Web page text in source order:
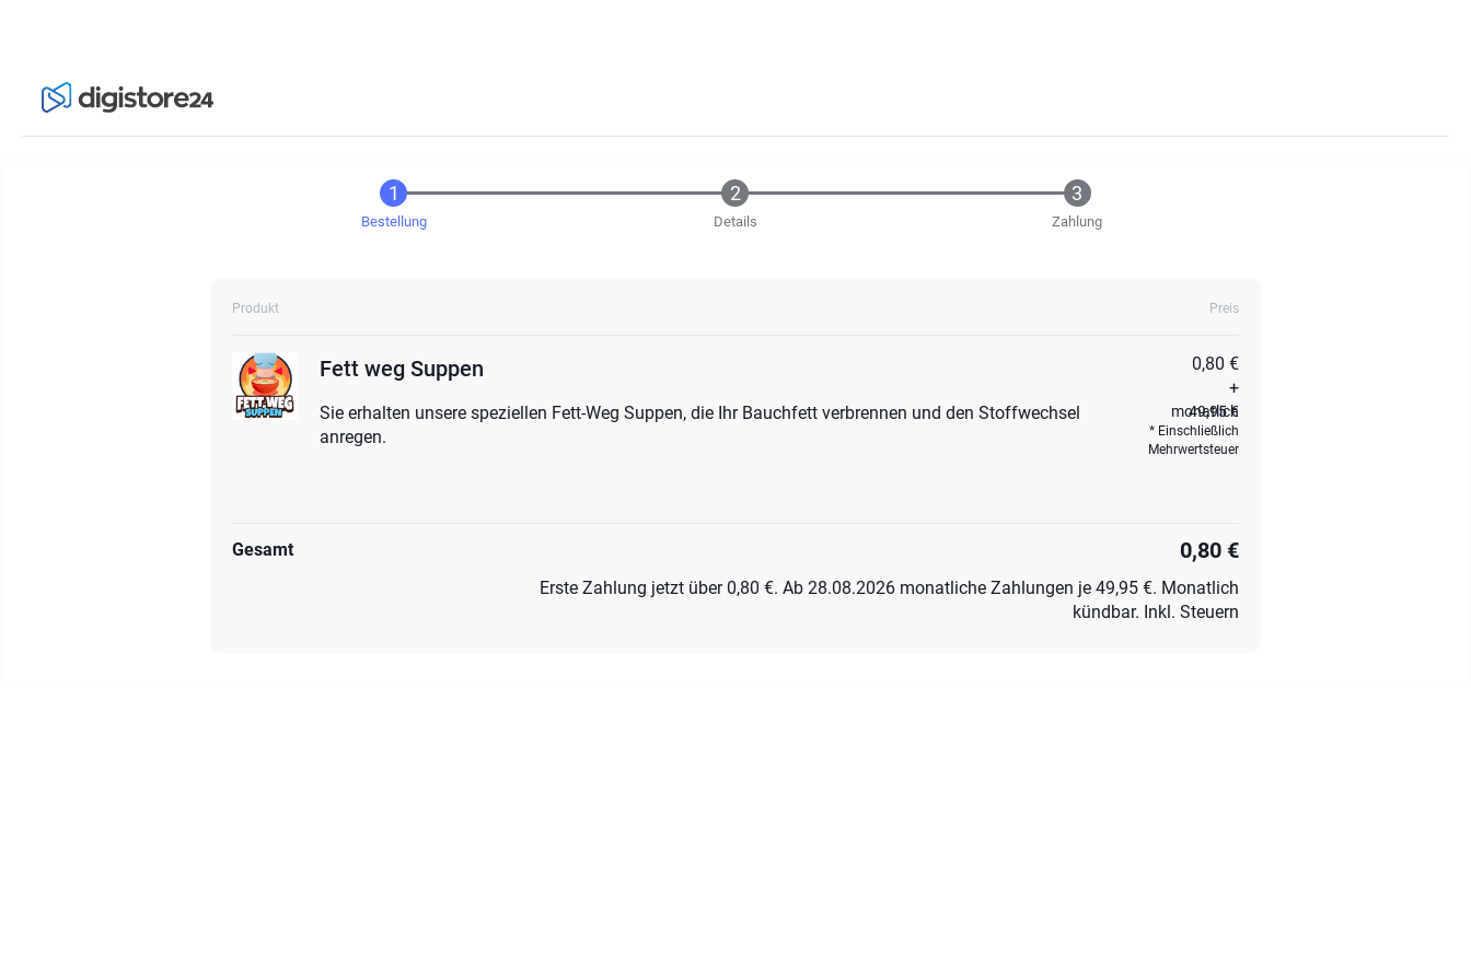
Bestellung Details Zahlung
Produkt Preis
Fett weg Suppen
Sie erhalten unsere speziellen Fett-Weg Suppen, die Ihr Bauchfett verbrennen und den Stoffwechsel
anregen.
0,80 €
+
49,95 €
monatlich
Einschließlich
Mehrwertsteuer
Gesamt 0,80 €
Erste Zahlung jetzt über 0,80 €. Ab 28.08.2026 monatliche Zahlungen je 49,95 €. Monatlich
kündbar. Inkl. Steuern